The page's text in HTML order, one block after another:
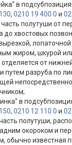
в
, 0210 19 400 0 и
полутуши от
до хвостовых
жиром, шкурой
от
путем разруба по
в
, 0210 12 110 0 и
полутуши,
окороком и
обычно известная